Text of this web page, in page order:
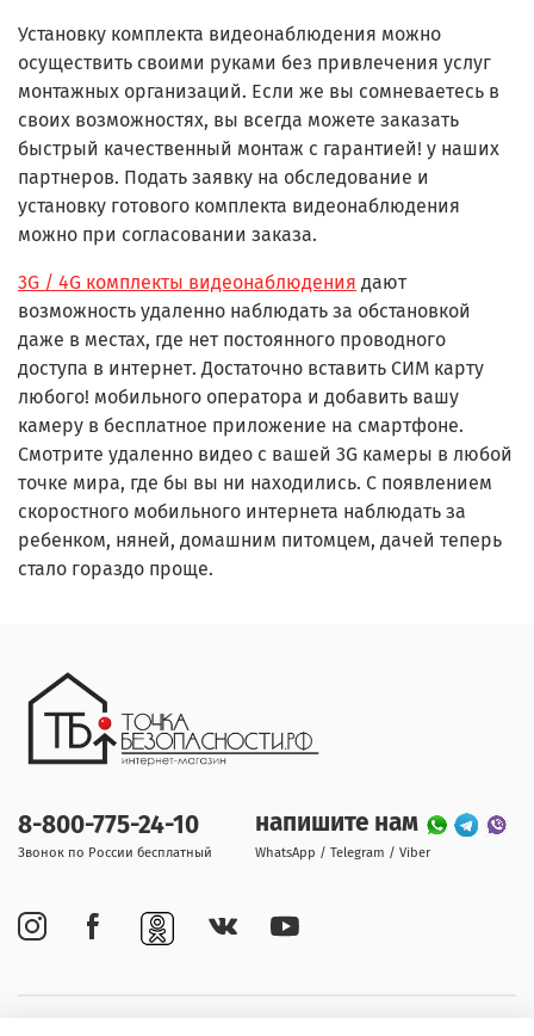
Установку комплекта видеонаблюдения можно
осуществить своими руками без привлечения услуг
монтажных организаций. Если же вы сомневаетесь в
своих возможностях, вы всегда можете заказать
быстрый качественный монтаж с гарантией! у наших
партнеров. Подать заявку на обследование и
установку готового комплекта видеонаблюдения
можно при согласовании заказа.
3G / 4G комплекты видеонаблюдения дают
возможность удаленно наблюдать за обстановкой
даже в местах, где нет постоянного проводного
доступа в интернет. Достаточно вставить СИМ карту
любого! мобильного оператора и добавить вашу
камеру в бесплатное приложение на смартфоне.
Смотрите удаленно видео с вашей 3G камеры в любой
точке мира, где бы вы ни находились. С появлением
скоростного мобильного интернета наблюдать за
ребенком, няней, домашним питомцем, дачей теперь
стало гораздо проще.
8-800-775-24-10
Звонок по России бесплатный
напишите нам
WhatsApp / Telegram / Viber